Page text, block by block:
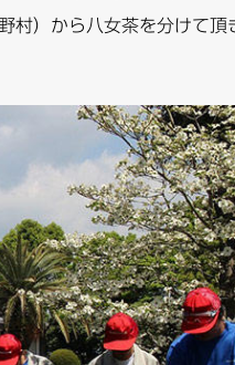
村）から八女茶を分けて頂